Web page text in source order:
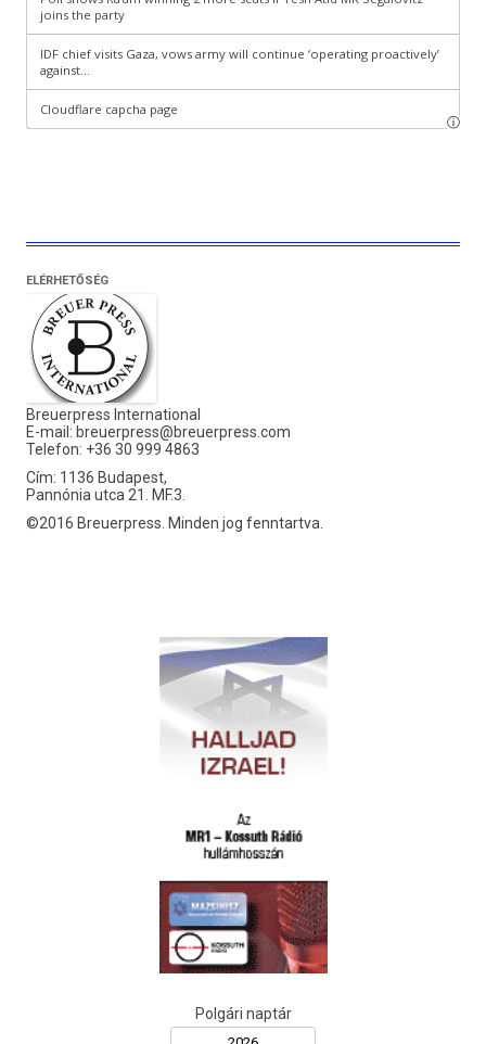
ELÉRHETŐSÉG
Breuerpress International
E-mail: breuerpress@breuerpress.com
Telefon: +36 30 999 4863
Cím: 1136 Budapest,
Pannónia utca 21. MF.3.
©2016 Breuerpress. Minden jog fenntartva.
Polgári naptár